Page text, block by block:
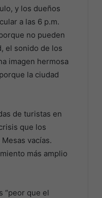
y los dueños
a las 6 p.m.
no pueden
el sonido de los
imagen hermosa
la ciudad
de turistas en
que los
vacías.
más amplio
“peor que el